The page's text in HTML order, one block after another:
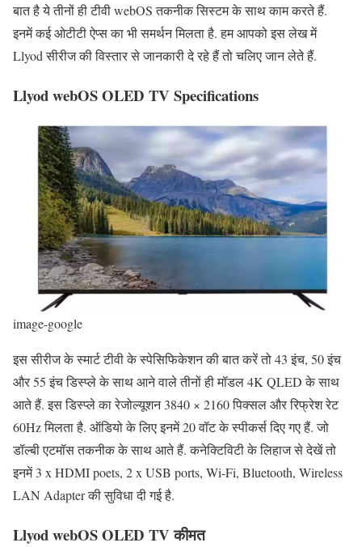
बात है ये तीनों ही टीवी webOS तकनीक सिस्टम के साथ काम करते हैं.
इनमें कई ओटीटी ऐप्स का भी समर्थन मिलता है. हम आपको इस लेख में
Llyod सीरीज की विस्तार से जानकारी दे रहे हैं तो चलिए जान लेते हैं.
Llyod webOS OLED TV Specifications
image-google
इस सीरीज के स्मार्ट टीवी के स्पेसिफिकेशन की बात करें तो 43 इंच, 50 इंच
और 55 इंच डिस्प्ले के साथ आने वाले तीनों ही मॉडल 4K QLED के साथ
आते हैं. इस डिस्प्ले का रेजोल्यूशन 3840 × 2160 पिक्सल और रिफ्रेश रेट
60Hz मिलता है. ऑडियो के लिए इनमें 20 वॉट के स्पीकर्स दिए गए हैं. जो
डॉल्बी एटमॉस तकनीक के साथ आते हैं. कनेक्टिविटी के लिहाज से देखें तो
इनमें 3 x HDMI poets, 2 x USB ports, Wi-Fi, Bluetooth, Wireless
LAN Adapter की सुविधा दी गई है.
Llyod webOS OLED TV कीमत